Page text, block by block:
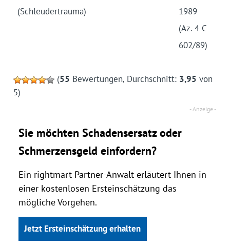
(Schleuder­trauma)
1989
(Az. 4 C
602/89)
(55 Bewertungen, Durchschnitt: 3,95 von
5)
Sie möchten Schadensersatz oder
Schmerzensgeld einfordern?
Ein rightmart Partner-Anwalt erläutert Ihnen in
einer kostenlosen Ersteinschätzung das
mögliche Vorgehen.
Jetzt Ersteinschätzung erhalten